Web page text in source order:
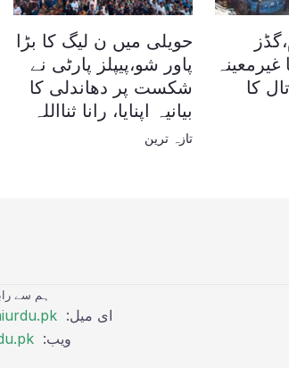
کا
حویلی میں ن لیگ کا بڑا
پاور شو،پیپلز پارٹی نے
شکست پر دھاندلی کا
بیانیہ اپنایا، رانا ثنااللہ
تازہ ترین
ہم سے
ای میل:
ویب: